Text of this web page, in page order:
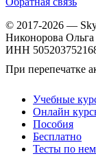
© 2017-2026 —
Никонорова
ИНН
При перепечатке
Учебные
Онлайн
Пособия
Бесплатно
Тесты по